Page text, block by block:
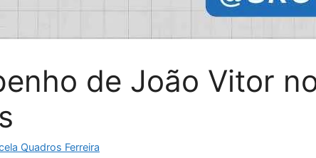
de João Vitor
Quadros Ferreira